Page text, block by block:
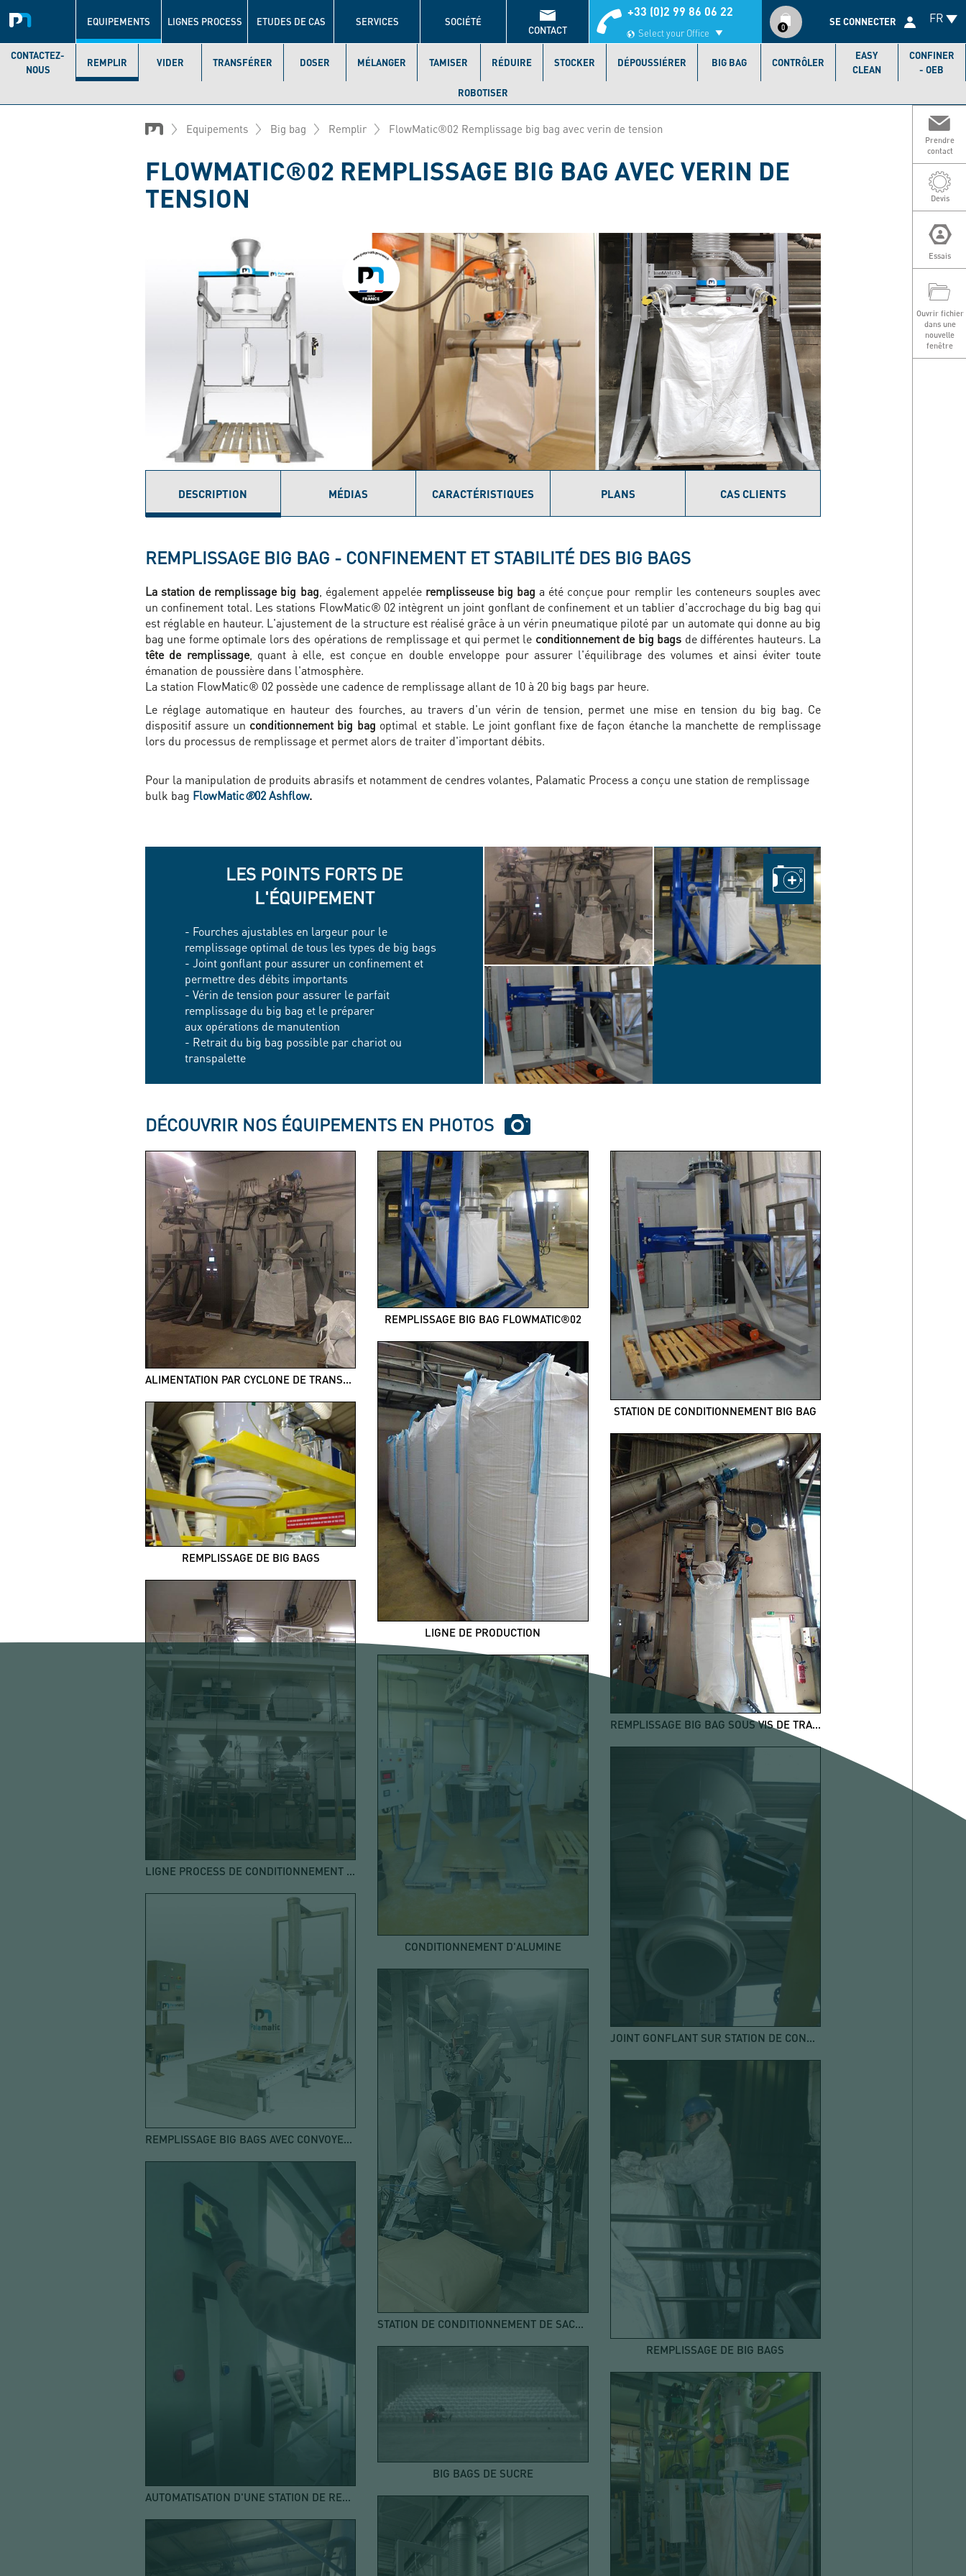
FR
principale
EQUIPEMENTS LIGNES PROCESS ETUDES DE CAS SERVICES SOCIÉTÉ
CONTACT
+33 (0)2 99 86 06 22
Select your Office 0
utilisateur
SE CONNECTER
CONTACTEZ-
NOUS
REMPLIR VIDER TRANSFÉRER DOSER MÉLANGER TAMISER RÉDUIRE STOCKER DÉPOUSSIÉRER BIG BAG CONTRÔLER
EASY
CLEAN
CONFINER
- OEB
ROBOTISER
Prendre
contact
Devis
Essais
Ouvrir fichier
dans une
nouvelle
fenêtre
Equipements Big bag Remplir FlowMatic®02 Remplissage big bag avec verin de tension
FLOWMATIC®02 REMPLISSAGE BIG BAG AVEC VERIN DE
TENSION
DESCRIPTION
MÉDIAS CARACTÉRISTIQUES PLANS CAS CLIENTS
REMPLISSAGE BIG BAG - CONFINEMENT ET STABILITÉ DES BIG BAGS
La station de remplissage big bag , également appelée remplisseuse big bag a été conçue pour remplir les conteneurs souples avec
un confinement total. Les stations FlowMatic® 02 intègrent un joint gonflant de confinement et un tablier d'accrochage du big bag qui
est réglable en hauteur. L'ajustement de la structure est réalisé grâce à un vérin pneumatique piloté par un automate qui donne au big
bag une forme optimale lors des opérations de remplissage et qui permet le conditionnement de big bags de différentes hauteurs. La
tête de remplissage, quant à elle, est conçue en double enveloppe pour assurer l'équilibrage des volumes et ainsi éviter toute
émanation de poussière dans l'atmosphère.
La station FlowMatic® 02 possède une cadence de remplissage allant de 10 à 20 big bags par heure.
Le réglage automatique en hauteur des fourches, au travers d'un vérin de tension, permet une mise en tension du big bag. Ce
dispositif assure un conditionnement big bag optimal et stable. Le joint gonflant fixe de façon étanche la manchette de remplissage
lors du processus de remplissage et permet alors de traiter d'important débits.
Pour la manipulation de produits abrasifs et notamment de cendres volantes, Palamatic Process a conçu une station de remplissage
bulk bag FlowMatic®02 Ashflow.
LES POINTS FORTS DE
L'ÉQUIPEMENT
- Fourches ajustables en largeur pour le
remplissage optimal de tous les types de big bags
- Joint gonflant pour assurer un confinement et
permettre des débits importants
- Vérin de tension pour assurer le parfait
remplissage du big bag et le préparer
aux opérations de manutention
- Retrait du big bag possible par chariot ou
transpalette
DÉCOUVRIR NOS ÉQUIPEMENTS EN PHOTOS
ALIMENTATION PAR CYCLONE DE TRANSFERT
REMPLISSAGE DE BIG BAGS
LIGNE PROCESS DE CONDITIONNEMENT EN BIG BAG
REMPLISSAGE BIG BAGS AVEC CONVOYEUR À ROULEAUX
AUTOMATISATION D'UNE STATION DE REMPLISSAGE DE BIG BAGS
REMPLISSAGE BIG BAG FLOWMATIC®02
LIGNE DE PRODUCTION
CONDITIONNEMENT D'ALUMINE
STATION DE CONDITIONNEMENT DE SACS ET DE BIG BAGS
BIG BAGS DE SUCRE
STATION DE CONDITIONNEMENT BIG BAG
REMPLISSAGE BIG BAG SOUS VIS DE TRANSFERT
JOINT GONFLANT SUR STATION DE CONDITIONNEMENT DE BIG BAGS
REMPLISSAGE DE BIG BAGS